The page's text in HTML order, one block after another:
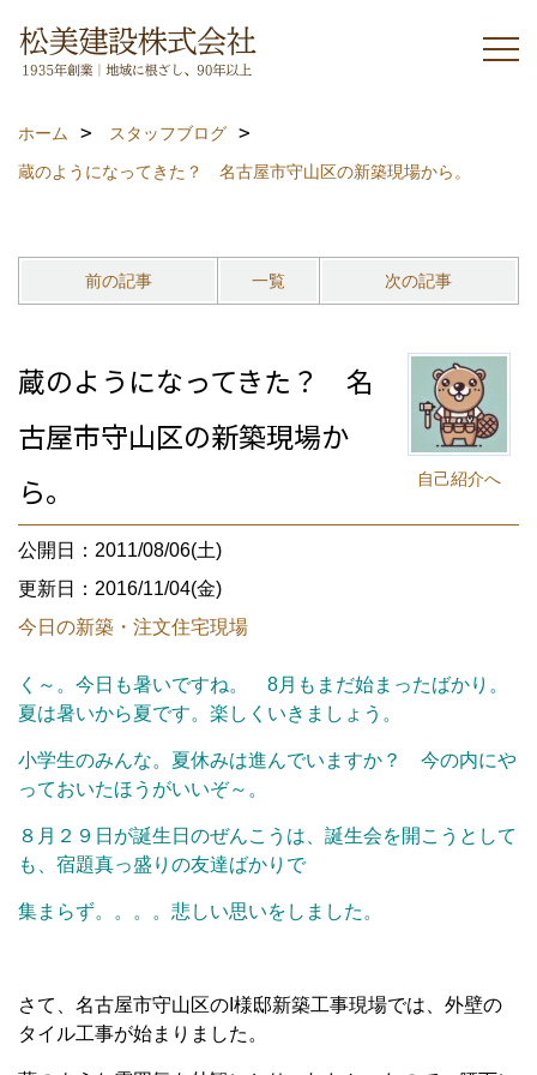
ホーム
スタッフブログ
蔵のようになってきた？ 名古屋市守山区の新築現場から。
前の記事 一覧 次の記事
自己紹介へ
蔵のようになってきた？ 名
古屋市守山区の新築現場か
ら。
公開日：2011/08/06(土)
更新日：2016/11/04(金)
今日の新築・注文住宅現場
く～。今日も暑いですね。 8月もまだ始まったばかり。
夏は暑いから夏です。楽しくいきましょう。
小学生のみんな。夏休みは進んでいますか？ 今の内にや
っておいたほうがいいぞ～。
８月２９日が誕生日のぜんこうは、誕生会を開こうとして
も、宿題真っ盛りの友達ばかりで
集まらず。。。。悲しい思いをしました。
さて、名古屋市守山区のI様邸新築工事現場では、外壁の
タイル工事が始まりました。